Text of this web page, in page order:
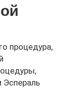
процедура,
Эспераль